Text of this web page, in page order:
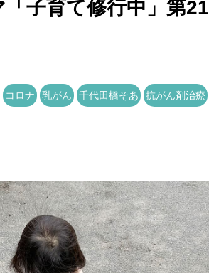
子育て修行中」第21
コロナ 乳がん 千代田橋そあ 抗がん剤治療